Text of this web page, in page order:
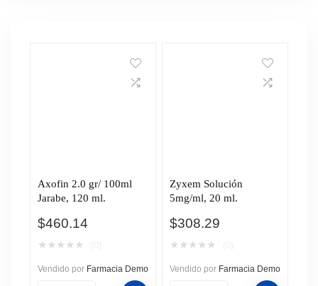
Axofin 2.0 gr/ 100ml
Jarabe, 120 ml.
$460.14
★ ★ ★ ★ ★
Vendido por Farmacia Demo
Zyxem Solución
5mg/ml, 20 ml.
$308.29
★ ★ ★ ★ ★
Vendido por Farmacia Demo